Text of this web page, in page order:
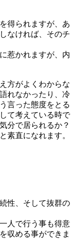
得られますが、あ
なければ、そのチ
惹かれますが、内
方がよくわからな
れなかったり、冷
言った態度をとる
て考えている時で
分で居られるか？
素直になれます。
性、そして抜群の
人で行う事も得意
収める事ができま